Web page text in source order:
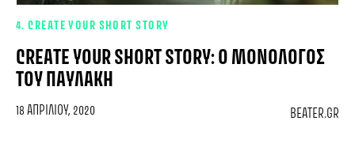
4. CREATE YOUR SHORT STORY
CREATE YOUR SHORT STORY: Ο ΜΟΝΌΛΟΓΟΣ
ΤΟΥ ΠΑΥΛΆΚΗ
18 ΑΠΡΙΛΊΟΥ, 2020 BEATER.GR